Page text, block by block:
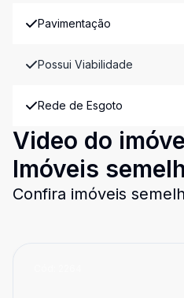
Pavimentação
Possui Viabilidade
Rede de Esgoto
Video do
Imóveis
Confira imóveis